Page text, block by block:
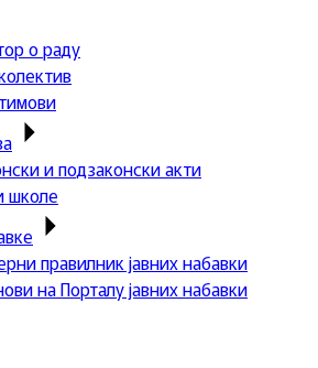
о раду
и подзаконски акти
школе
правилник јавних набавки
на Порталу јавних набавки